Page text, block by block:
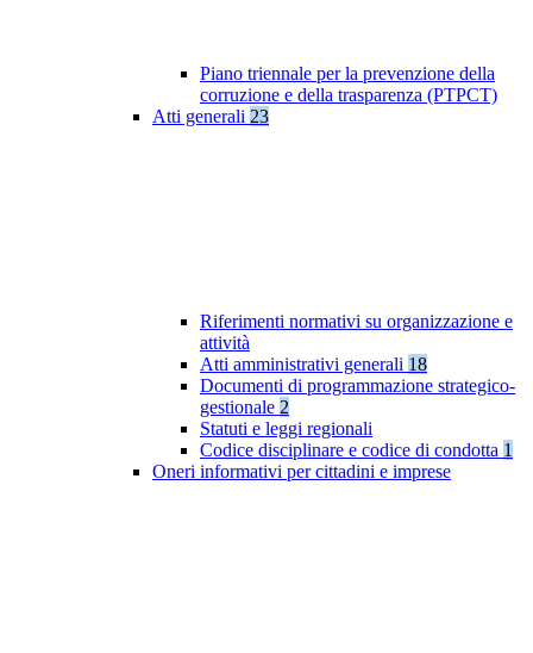
Piano triennale per la prevenzione della
corruzione e della trasparenza (PTPCT)
Atti generali 23
Riferimenti normativi su organizzazione e
attività
Atti amministrativi generali 18
Documenti di programmazione strategico-
gestionale 2
Statuti e leggi regionali
Codice disciplinare e codice di condotta 1
Oneri informativi per cittadini e imprese